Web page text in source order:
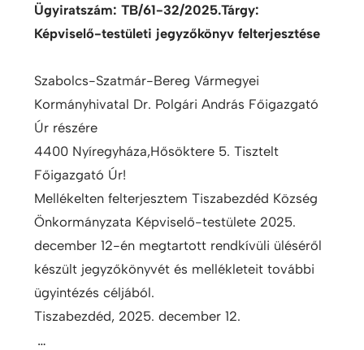
Ügyiratszám: TB/61-32/2025.Tárgy:
Képviselő-testületi jegyzőkönyv felterjesztése
Szabolcs-Szatmár-Bereg Vármegyei
Kormányhivatal Dr. Polgári András Főigazgató
Úr részére
4400 Nyíregyháza,Hősöktere 5. Tisztelt
Főigazgató Úr!
Mellékelten felterjesztem Tiszabezdéd Község
Önkormányzata Képviselő-testülete 2025.
december 12-én megtartott rendkívüli üléséről
készült jegyzőkönyvét és mellékleteit további
ügyintézés céljából.
Tiszabezdéd, 2025. december 12.
…